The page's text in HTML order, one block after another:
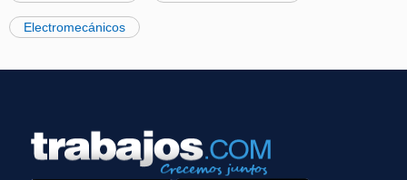
Electromecánicos